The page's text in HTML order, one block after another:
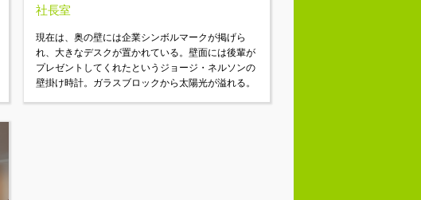
社長室
現在は、奥の壁には企業シンボルマークが掲げら
れ、大きなデスクが置かれている。壁面には後輩が
プレゼントしてくれたというジョージ・ネルソンの
壁掛け時計。ガラスブロックから太陽光が溢れる。